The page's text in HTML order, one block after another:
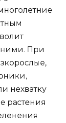
ними. При
нехватку
растения